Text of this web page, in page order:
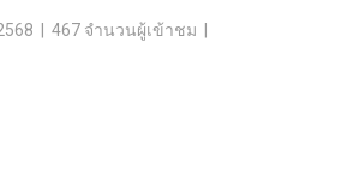
467 จำนวนผู้เข้าชม